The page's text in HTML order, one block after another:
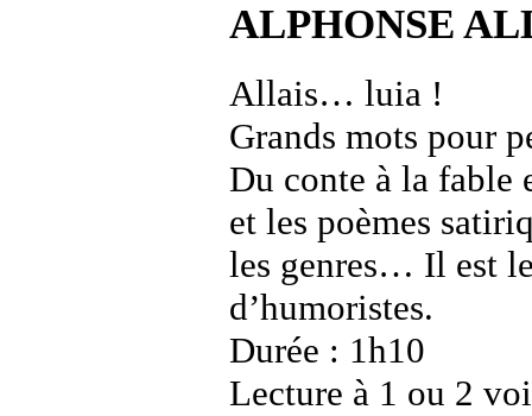
ALPHONSE
Allais… luia !
Grands mots pour
Du conte à la fable
et les poèmes
les genres… Il est
d’humoristes.
Durée : 1h10
Lecture à 1 ou 2